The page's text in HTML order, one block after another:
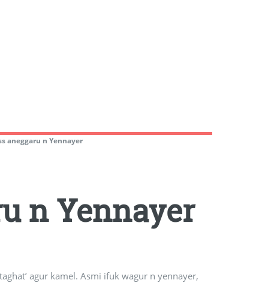
aneggaru n Yennayer
n Yennayer
agur kamel. Asmi ifuk wagur n yennayer,